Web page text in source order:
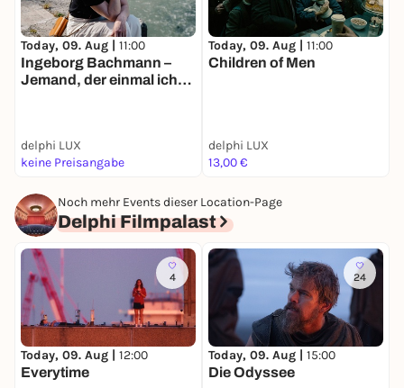
Today, 09. Aug | 11:00
Ingeborg Bachmann –
Jemand, der einmal ich
delphi LUX
keine Preisangabe
Today, 09. Aug | 11:00
Children of Men
delphi LUX
13,00 €
Noch mehr Events dieser Location-Page
Delphi Filmpalast
4
Today, 09. Aug | 12:00
Everytime
24
Today, 09. Aug | 15:00
Die Odyssee